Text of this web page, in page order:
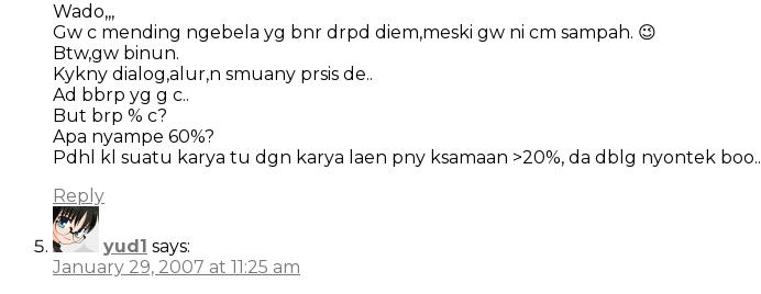
Wado,,,
Gw c mending ngebela yg bnr drpd diem,meski gw ni cm sampah. 😉
Btw,gw binun.
Kykny dialog,alur,n smuany prsis de..
Ad bbrp yg g c..
But brp % c?
Apa nyampe 60%?
Pdhl kl suatu karya tu dgn karya laen pny ksamaan >20%, da dblg nyontek boo..
Reply
yud1 says:
January 29, 2007 at 11:25 am